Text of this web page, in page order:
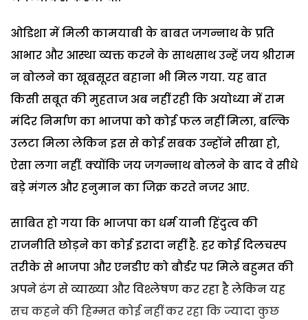
ओडिशा में मिली कामयाबी के बाबत जगन्नाथ के प्रति
आभार और आस्था व्यक्त करने के साथसाथ उन्हें जय श्रीराम
न बोलने का खूबसूरत बहाना भी मिल गया. यह बात
किसी सबूत की मुहताज अब नहीं रही कि अयोध्या में राम
मंदिर निर्माण का भाजपा को कोई फल नहीं मिला, बल्कि
उलटा मिला लेकिन इस से कोई सबक उन्होंने सीखा हो,
ऐसा लगा नहीं. क्योंकि जय जगन्नाथ बोलने के बाद वे सीधे
बड़े मंगल और हनुमान का जिक्र करते नजर आए.
साबित हो गया कि भाजपा का धर्म यानी हिंदुत्व की
राजनीति छोड़ने का कोई इरादा नहीं है. हर कोई दिलचस्प
तरीके से भाजपा और एनडीए को बौर्डर पर मिले बहुमत की
अपने ढंग से व्याख्या और विश्लेषण कर रहा है लेकिन यह
सच कहने की हिम्मत कोई नहीं कर रहा कि ज्यादा कुछ